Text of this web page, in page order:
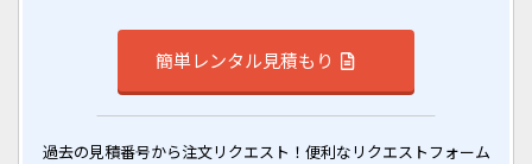
簡単レンタル見積もり
過去の見積番号から注文リクエスト！便利なリクエストフォーム